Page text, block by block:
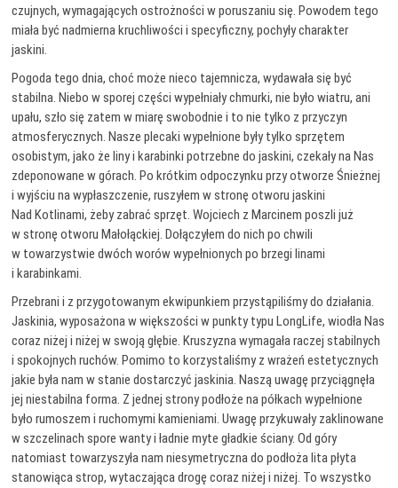
czujnych, wymagających ostrożności w poruszaniu się. Powodem tego
miała być nadmierna kruchliwości i specyficzny, pochyły charakter
jaskini.
Pogoda tego dnia, choć może nieco tajemnicza, wydawała się być
stabilna. Niebo w sporej części wypełniały chmurki, nie było wiatru, ani
upału, szło się zatem w miarę swobodnie i to nie tylko z przyczyn
atmosferycznych. Nasze plecaki wypełnione były tylko sprzętem
osobistym, jako że liny i karabinki potrzebne do jaskini, czekały na Nas
zdeponowane w górach. Po krótkim odpoczynku przy otworze Śnieżnej
i wyjściu na wypłaszczenie, ruszyłem w stronę otworu jaskini
Nad Kotlinami, żeby zabrać sprzęt. Wojciech z Marcinem poszli już
w stronę otworu Małołąckiej. Dołączyłem do nich po chwili
w towarzystwie dwóch worów wypełnionych po brzegi linami
i karabinkami.
Przebrani i z przygotowanym ekwipunkiem przystąpiliśmy do działania.
Jaskinia, wyposażona w większości w punkty typu LongLife, wiodła Nas
coraz niżej i niżej w swoją głębie. Kruszyzna wymagała raczej stabilnych
i spokojnych ruchów. Pomimo to korzystaliśmy z wrażeń estetycznych
jakie była nam w stanie dostarczyć jaskinia. Naszą uwagę przyciągnęła
jej niestabilna forma. Z jednej strony podłoże na półkach wypełnione
było rumoszem i ruchomymi kamieniami. Uwagę przykuwały zaklinowane
w szczelinach spore wanty i ładnie myte gładkie ściany. Od góry
natomiast towarzyszyła nam niesymetryczna do podłoża lita płyta
stanowiąca strop, wytaczająca drogę coraz niżej i niżej. To wszystko